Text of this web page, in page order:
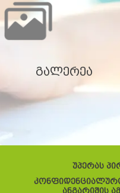
გალერეა
უპერას
ანგარიშის